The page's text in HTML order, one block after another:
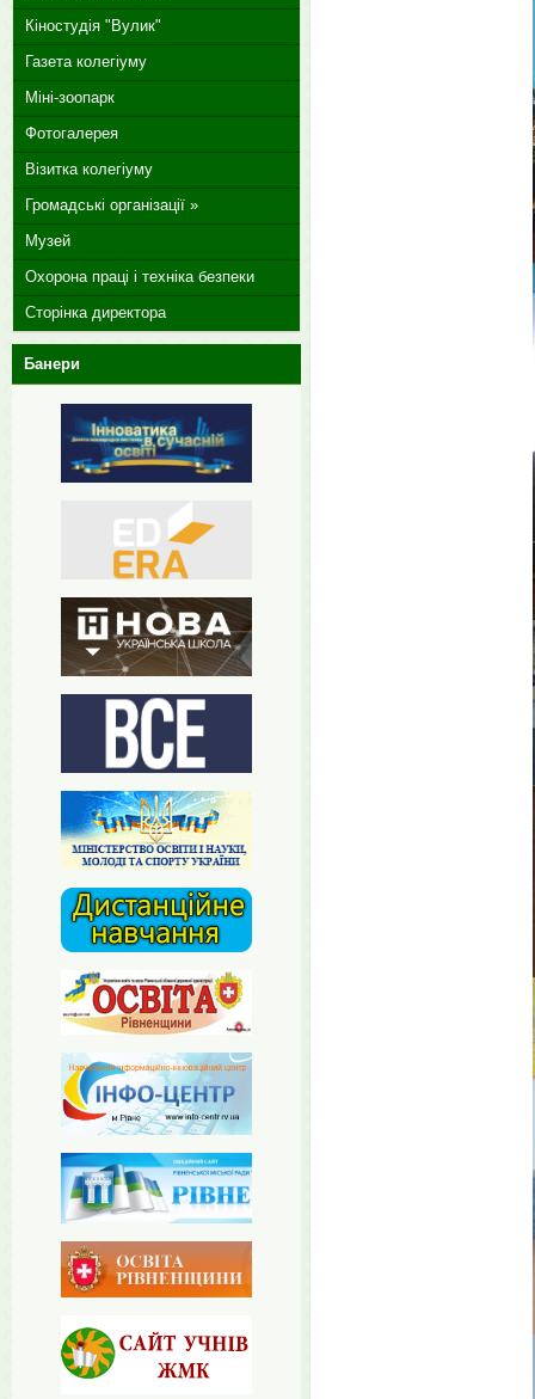
Кіностудія "Вулик"
Газета колегіуму
Міні-зоопарк
Фотогалерея
Візитка колегіуму
Громадські організації »
Музей
Охорона праці і техніка безпеки
Сторінка директора
Банери